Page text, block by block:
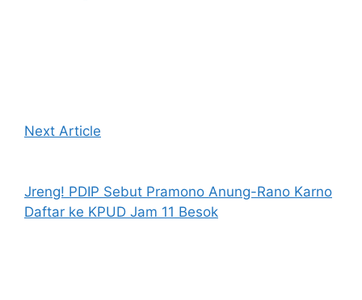
Next Article
Jreng! PDIP Sebut Pramono Anung-Rano Karno
Daftar ke KPUD Jam 11 Besok